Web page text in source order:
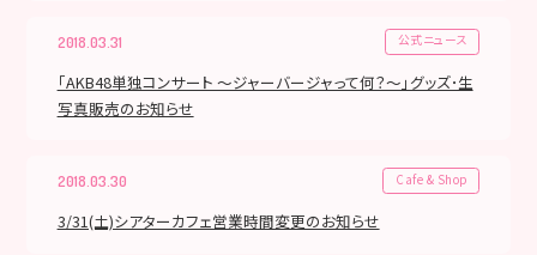
2018.03.31 公式ニュース
「AKB48単独コンサート ～ジャーバージャって何？～」グッズ･生
写真販売のお知らせ
2018.03.30 Cafe & Shop
3/31(土)シアターカフェ営業時間変更のお知らせ